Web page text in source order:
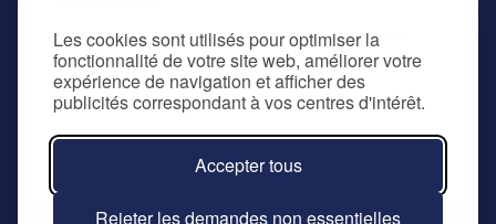
Les cookies sont utilisés pour optimiser la
fonctionnalité de votre site web, améliorer votre
expérience de navigation et afficher des
publicités correspondant à vos centres d'intérêt.
Accepter tous
Rejeter les demandes non essentielles
Restez au courant de tout ce qui concerne
SALUS Controls en vous inscrivant à notre
lettre d’information.